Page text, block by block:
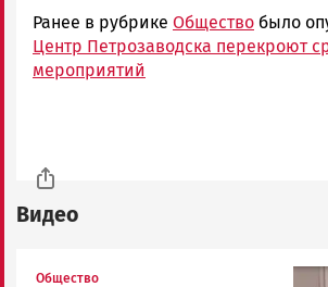
Ранее в рубрике Общество было
Центр Петрозаводска перекроют
мероприятий
Видео
Общество